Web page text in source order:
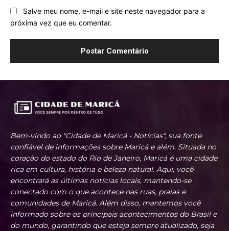
Salve meu nome, e-mail e site neste navegador para a
próxima vez que eu comentar.
Bem-vindo ao "Cidade de Maricá - Notícias", sua fonte
confiável de informações sobre Maricá e além. Situada no
coração do estado do Rio de Janeiro, Maricá é uma cidade
rica em cultura, história e beleza natural. Aqui, você
encontrará as últimas notícias locais, mantendo-se
conectado com o que acontece nas ruas, praias e
comunidades de Maricá. Além disso, mantemos você
informado sobre os principais acontecimentos do Brasil e
do mundo, garantindo que esteja sempre atualizado, seja